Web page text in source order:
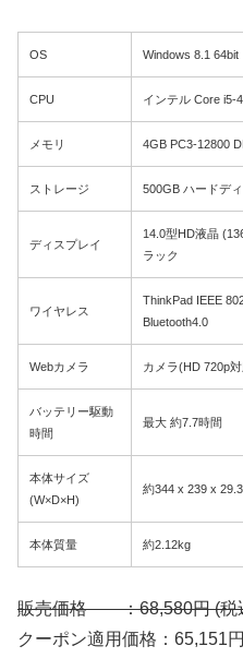
OS Windows 8.1 64bit
CPU インテル Core i5-
メモリ 4GB PC3-12800
ストレージ 500GB ハードデ
ディスプレイ
14.0型HD液晶
ラック
ワイヤレス
ThinkPad IEEE
Bluetooth4.0
Webカメラ カメラ(HD 720p
バッテリー駆動
時間
最大 約7.7時間
本体サイズ
(W×D×H)
約344 x 239 x
本体質量 約2.12kg
販売価格 ：68,580円 (税
クーポン適用価格：65,151